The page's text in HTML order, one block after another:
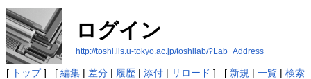
ログイン
http://toshi.iis.u-tokyo.ac.jp/toshilab/?Lab+Address
[ トップ] [ 編集| 差分| 履歴| 添付| リロード ] [ 新規 | 一覧| 検索